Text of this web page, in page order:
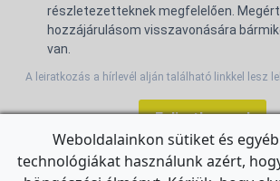
részletezetteknek megfelelően.
hozzájárulásom visszavonására
van.
A leiratkozás a hírlevél alján található linkkel lesz
Feliratkozom!
Weboldalainkon sütiket és
technológiákat használunk azért,